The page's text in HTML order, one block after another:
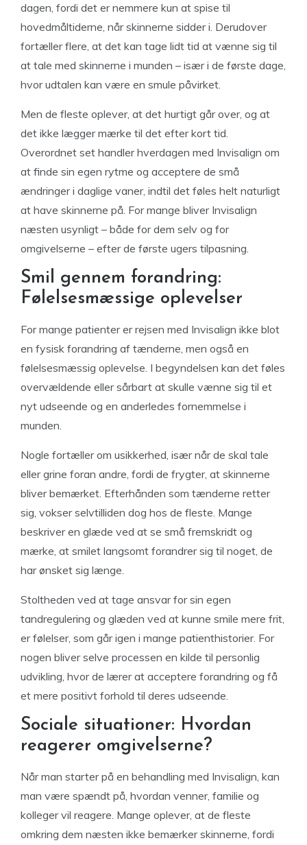
dagen, fordi det er nemmere kun at spise til
hovedmåltiderne, når skinnerne sidder i. Derudover
fortæller flere, at det kan tage lidt tid at vænne sig til
at tale med skinnerne i munden – især i de første dage,
hvor udtalen kan være en smule påvirket.
Men de fleste oplever, at det hurtigt går over, og at
det ikke lægger mærke til det efter kort tid.
Overordnet set handler hverdagen med Invisalign om
at finde sin egen rytme og acceptere de små
ændringer i daglige vaner, indtil det føles helt naturligt
at have skinnerne på. For mange bliver Invisalign
næsten usynligt – både for dem selv og for
omgivelserne – efter de første ugers tilpasning.
Smil gennem forandring:
Følelsesmæssige oplevelser
For mange patienter er rejsen med Invisalign ikke blot
en fysisk forandring af tænderne, men også en
følelsesmæssig oplevelse. I begyndelsen kan det føles
overvældende eller sårbart at skulle vænne sig til et
nyt udseende og en anderledes fornemmelse i
munden.
Nogle fortæller om usikkerhed, især når de skal tale
eller grine foran andre, fordi de frygter, at skinnerne
bliver bemærket. Efterhånden som tænderne retter
sig, vokser selvtilliden dog hos de fleste. Mange
beskriver en glæde ved at se små fremskridt og
mærke, at smilet langsomt forandrer sig til noget, de
har ønsket sig længe.
Stoltheden ved at tage ansvar for sin egen
tandregulering og glæden ved at kunne smile mere frit,
er følelser, som går igen i mange patienthistorier. For
nogen bliver selve processen en kilde til personlig
udvikling, hvor de lærer at acceptere forandring og få
et mere positivt forhold til deres udseende.
Sociale situationer: Hvordan
reagerer omgivelserne?
Når man starter på en behandling med Invisalign, kan
man være spændt på, hvordan venner, familie og
kolleger vil reagere. Mange oplever, at de fleste
omkring dem næsten ikke bemærker skinnerne, fordi